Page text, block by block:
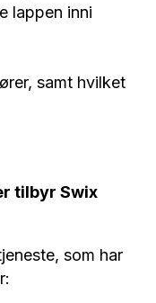
lappen inni
samt hvilket
tilbyr Swix
som har